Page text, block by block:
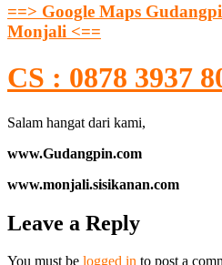
==> Google Maps
Monjali <==
CS : 0878 3937
Salam hangat dari kami,
www.Gudangpin.com
www.monjali.sisikanan.com
Leave a Reply
You must be logged in to post a